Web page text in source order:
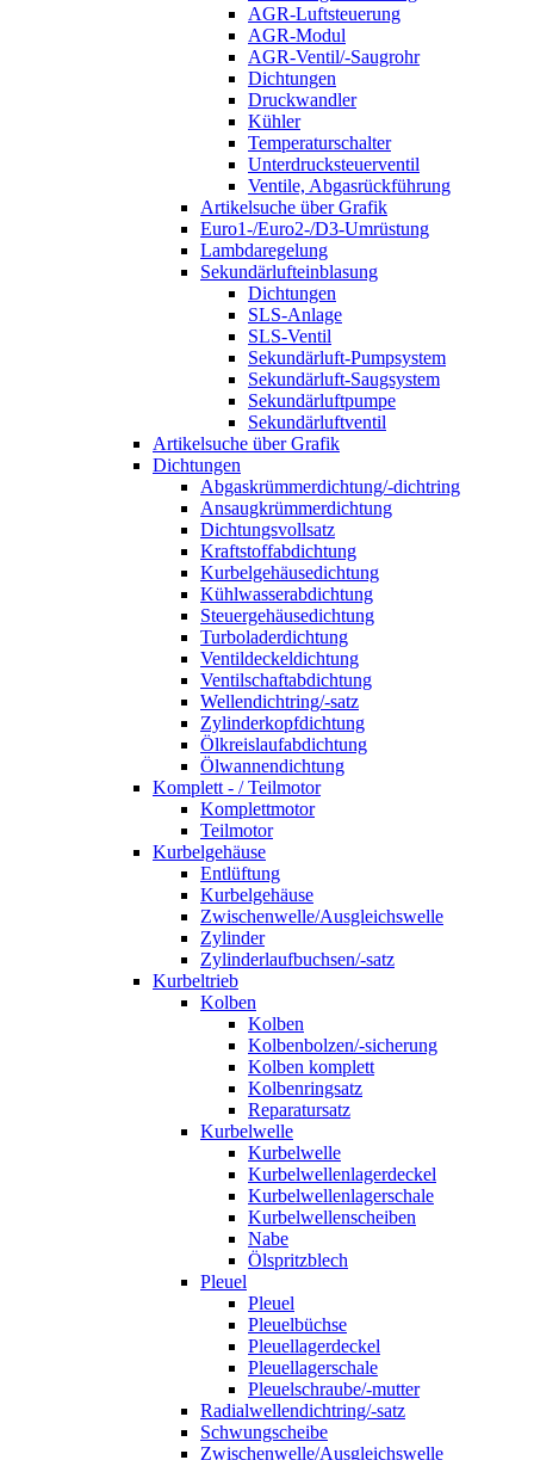
AGR-Luftsteuerung
AGR-Modul
AGR-Ventil/-Saugrohr
Dichtungen
Druckwandler
Kühler
Temperaturschalter
Unterdrucksteuerventil
Ventile, Abgasrückführung
Artikelsuche über Grafik
Euro1-/Euro2-/D3-Umrüstung
Lambdaregelung
Sekundärlufteinblasung
Dichtungen
SLS-Anlage
SLS-Ventil
Sekundärluft-Pumpsystem
Sekundärluft-Saugsystem
Sekundärluftpumpe
Sekundärluftventil
Artikelsuche über Grafik
Dichtungen
Abgaskrümmerdichtung/-dichtring
Ansaugkrümmerdichtung
Dichtungsvollsatz
Kraftstoffabdichtung
Kurbelgehäusedichtung
Kühlwasserabdichtung
Steuergehäusedichtung
Turboladerdichtung
Ventildeckeldichtung
Ventilschaftabdichtung
Wellendichtring/-satz
Zylinderkopfdichtung
Ölkreislaufabdichtung
Ölwannendichtung
Komplett - / Teilmotor
Komplettmotor
Teilmotor
Kurbelgehäuse
Entlüftung
Kurbelgehäuse
Zwischenwelle/Ausgleichswelle
Zylinder
Zylinderlaufbuchsen/-satz
Kurbeltrieb
Kolben
Kolben
Kolbenbolzen/-sicherung
Kolben komplett
Kolbenringsatz
Reparatursatz
Kurbelwelle
Kurbelwelle
Kurbelwellenlagerdeckel
Kurbelwellenlagerschale
Kurbelwellenscheiben
Nabe
Ölspritzblech
Pleuel
Pleuel
Pleuelbüchse
Pleuellagerdeckel
Pleuellagerschale
Pleuelschraube/-mutter
Radialwellendichtring/-satz
Schwungscheibe
Zwischenwelle/Ausgleichswelle